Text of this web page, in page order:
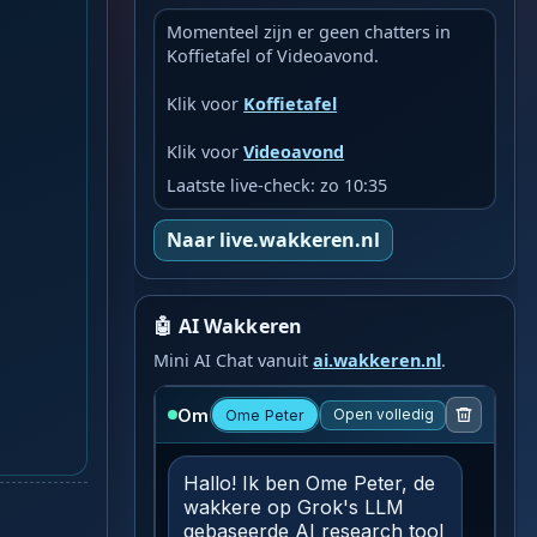
Momenteel zijn er geen chatters in
Koffietafel of Videoavond.
Klik voor Koffietafel
Klik voorVideoavond
Laatste live-check: zo 10:35
Naar live.wakkeren.nl
🤖 AI Wakkeren
Mini AI Chat vanuitai.wakkeren.nl.